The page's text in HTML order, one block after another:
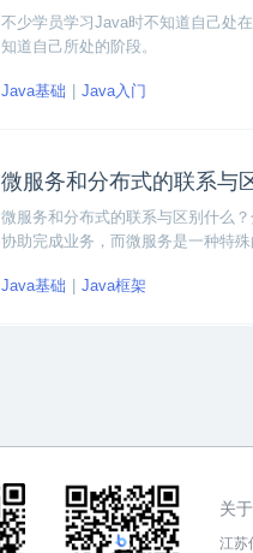
不少学员学习Java时不知道自己处
知道自己所处的阶段。
Java基础 Java入门
微服务和分布式的联系与
微服务和分布式的联系与区别什么
协助完成业务，而微服务是一种特
是分散在多个服务器上也可以是同
Java基础 Java框架
关
江苏